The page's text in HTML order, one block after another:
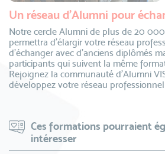
Un réseau d’Alumni pour
Notre cercle Alumni de plus de 20
permettra d’élargir votre réseau
d’échanger avec d’anciens diplômés
participants qui suivent la même
Rejoignez la communauté d’Alumni
développez votre réseau
Ces formations pourraient
intéresser